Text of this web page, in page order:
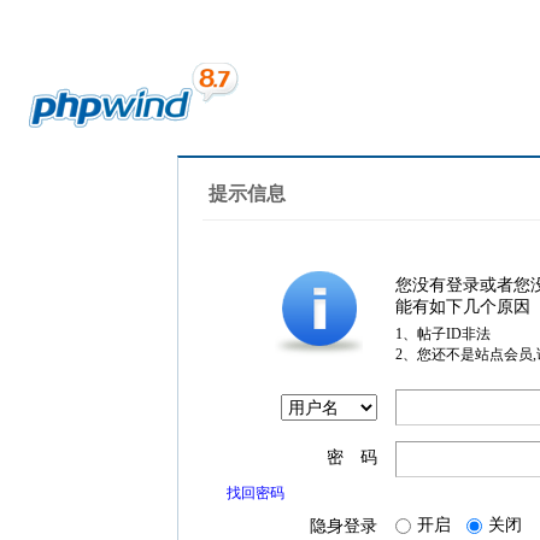
提示信息
您没有登录或者您
能有如下几个原因
1、帖子ID非法
2、您还不是站点会员
密 码
找回密码
隐身登录 开启 关闭